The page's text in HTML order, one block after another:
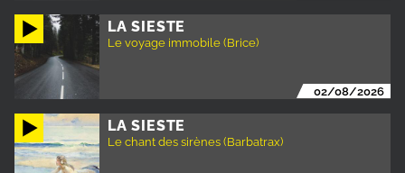
LA SIESTE
Le voyage immobile (Brice)
02/08/2026
LA SIESTE
Le chant des sirènes (Barbatrax)